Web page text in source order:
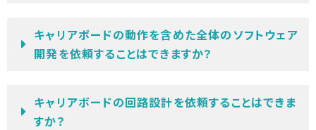
キャリアボードの動作を含めた全体のソフトウェア
開発を依頼することはできますか？
キャリアボードの回路設計を依頼することはできま
すか？